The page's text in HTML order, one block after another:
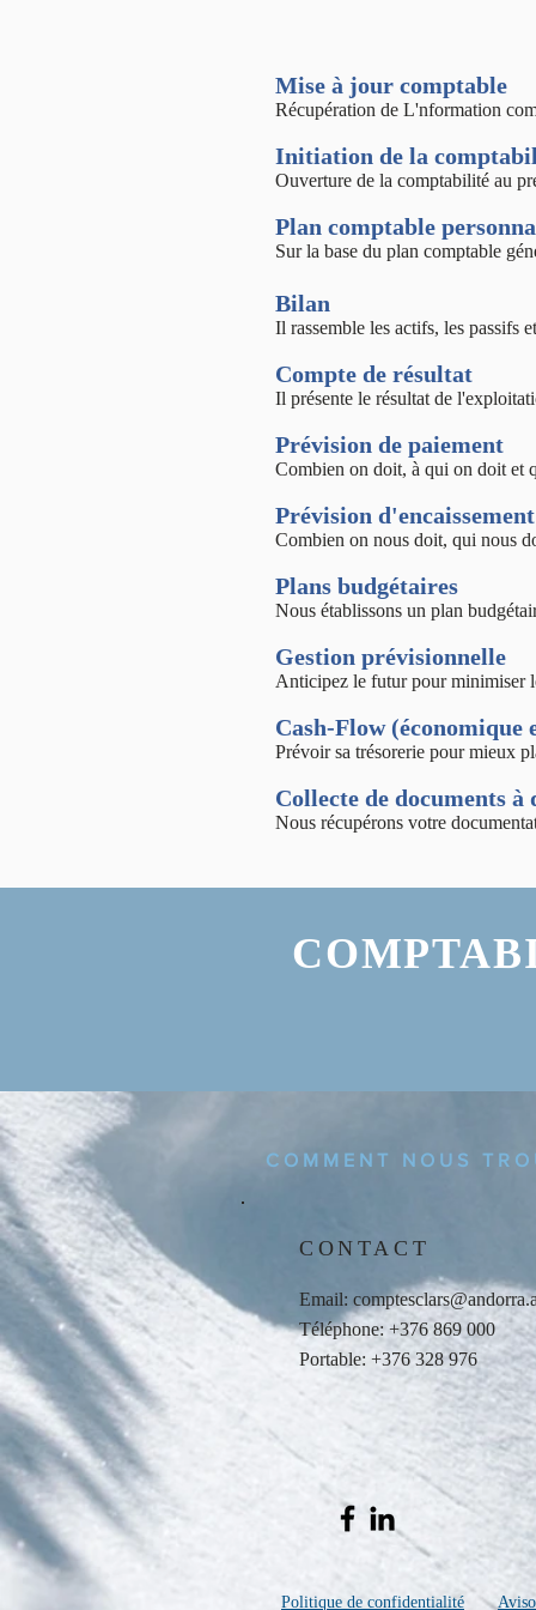
Mise à jour comptable
Récupération de L'nformation
Initiation de la
Ouverture de la comptabilité au
Plan comptable
Sur la base du plan comptable
Bilan
Il rassemble les actifs, les passifs
Compte de résultat
Il présente le résultat de
Prévision de paiement
Combien on doit, à qui on doit et
Prévision d'encaissement
Combien on nous doit, qui nous
Plans budgétaires
Nous établissons un plan
Gestion prévisionnelle
Anticipez le futur pour minimiser
Cash-Flow (économique
Prévoir sa trésorerie pour mieux
Collecte de documents à
Nous récupérons votre
COMMENT NOUS
CONTACT
Email:
Téléphone: +376 869 000
Portable: +376 328 976
Politique de confidentialité